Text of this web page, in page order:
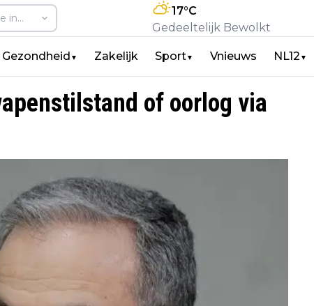
17°C
Gedeeltelijk Bewolkt
Gezondheid ▼ Zakelijk Sport▼ Vnieuws NL12 ▼
of oorlog via